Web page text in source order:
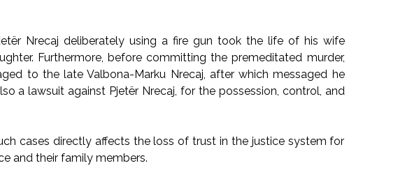
Nrecaj deliberately using a fire gun took the life of his wife
Furthermore, before committing the premeditated murder,
to the late Valbona-Marku Nrecaj, after which messaged he
a lawsuit against Pjetër Nrecaj, for the possession, control, and
cases directly affects the loss of trust in the justice system for
and their family members.